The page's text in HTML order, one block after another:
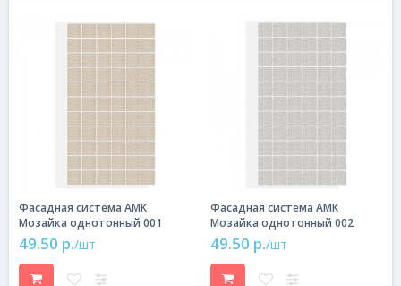
Фасадная система АМК
Мозайка однотонный 001
49.50 р./шт
Фасадная система АМК
Мозайка однотонный 002
49.50 р./шт